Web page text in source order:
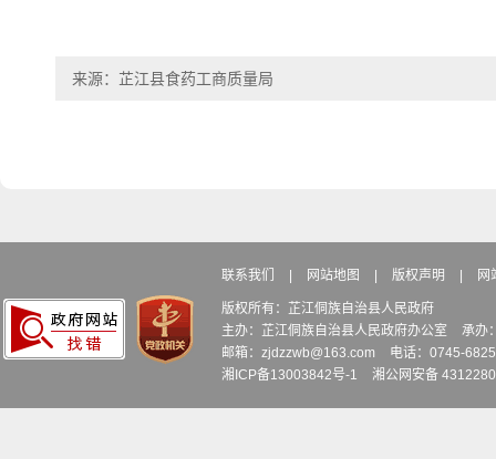
来源：芷江县食药工商质量局
联系我们 网站地图 版权声明 网
版权所有：芷江侗族自治县人民政府
主办：芷江侗族自治县人民政府办公室
承办
邮箱：zjdzzwb@163.com
电话：0745-
湘ICP备13003842号-1
湘公网安备